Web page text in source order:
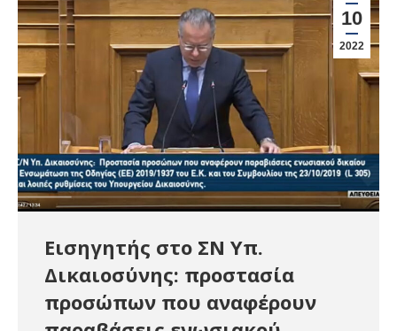
10
2022
Εισηγητής στο ΣΝ Υπ.
Δικαιοσύνης: προστασία
προσώπων που αναφέρουν